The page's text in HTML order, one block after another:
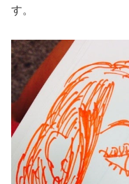
す。